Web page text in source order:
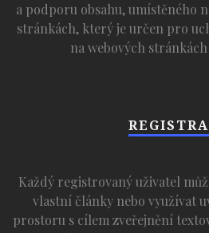
a podporu obsahu, umístěného
stránkách, který je určen pro
na webových
Každý registrovaný uživatel
vlastní články nebo využívat
prostoru s cílem zveřejnění